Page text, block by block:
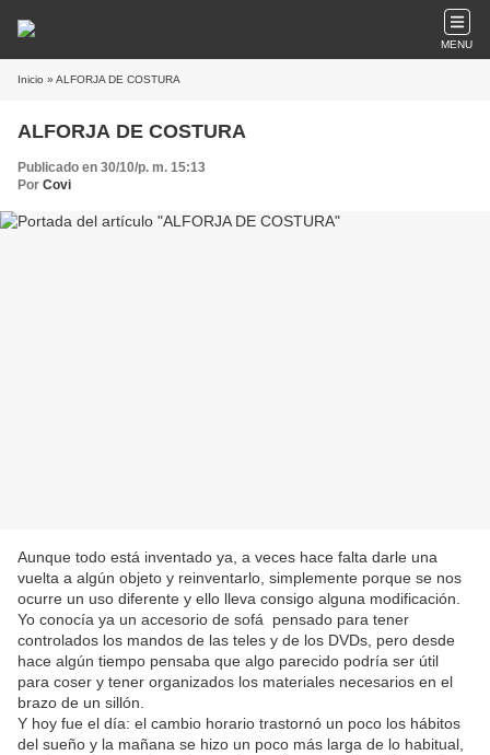
MENU
Inicio » ALFORJA DE COSTURA
ALFORJA DE COSTURA
Publicado en 30/10/p. m. 15:13
Por Covi
Aunque todo está inventado ya, a veces hace falta darle una
vuelta a algún objeto y reinventarlo, simplemente porque se nos
ocurre un uso diferente y ello lleva consigo alguna modificación.
Yo conocía ya un accesorio de sofá pensado para tener
controlados los mandos de las teles y de los DVDs, pero desde
hace algún tiempo pensaba que algo parecido podría ser útil
para coser y tener organizados los materiales necesarios en el
brazo de un sillón.
Y hoy fue el día: el cambio horario trastornó un poco los hábitos
del sueño y la mañana se hizo un poco más larga de lo habitual,